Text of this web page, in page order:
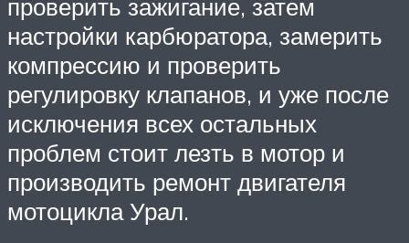
проверить зажигание, затем
настройки карбюратора, замерить
компрессию и проверить
регулировку клапанов, и уже после
исключения всех остальных
проблем стоит лезть в мотор и
производить ремонт двигателя
мотоцикла Урал.